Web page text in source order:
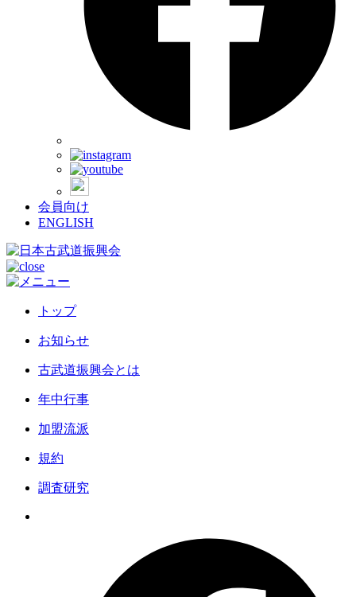
会員向け
ENGLISH
トップ
お知らせ
古武道振興会とは
年中行事
加盟流派
規約
調査研究